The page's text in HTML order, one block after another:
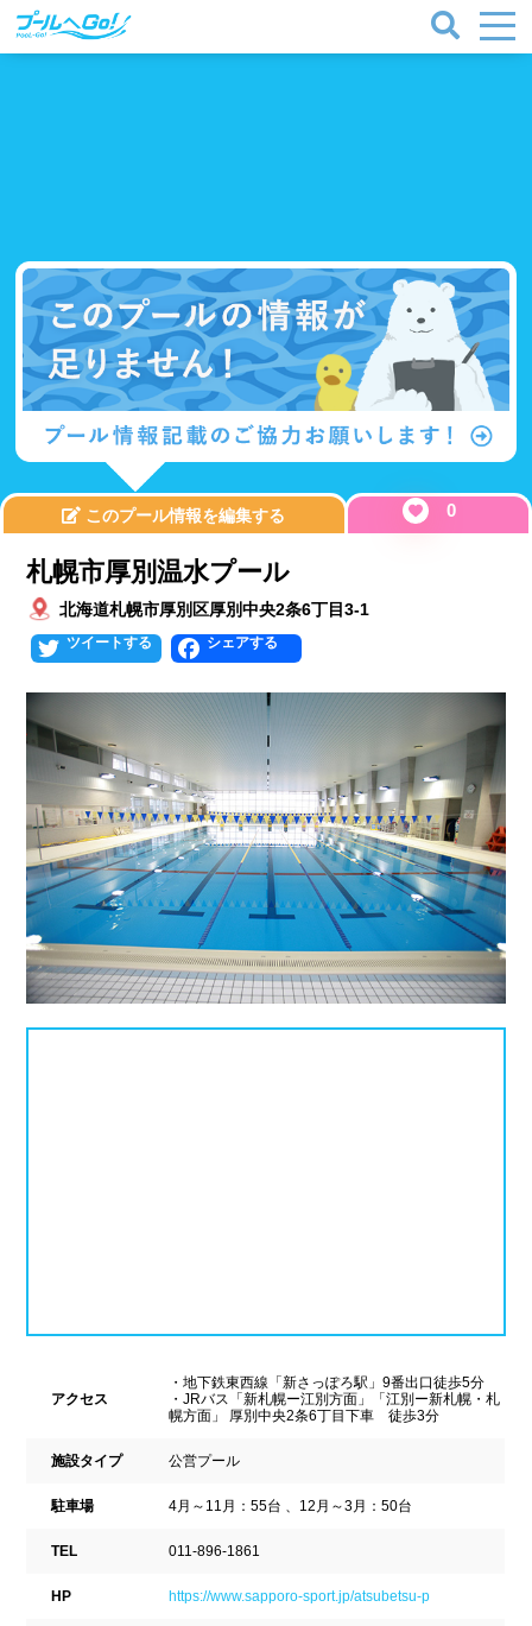
このプール情報を編集する 0
札幌市厚別温水プール
北海道札幌市厚別区厚別中央2条6丁目3-1
Twitter
アクセス
・地下鉄東西線「新さっぽろ駅」9番出口徒歩5分
・JRバス「新札幌ー江別方面」「江別ー新札幌・札
幌方面」 厚別中央2条6丁目下車 徒歩3分
施設タイプ 公営プール
駐車場 4月～11月：55台 、12月～3月：50台
TEL 011-896-1861
HP https://www.sapporo-sport.jp/atsubetsu-p
北海道 青森県 岩手県
宮城県 秋田県
関東
茨城県 栃木県 群馬県
埼玉県 千葉県 東京都
神奈川県
滋賀県 京都府 大阪府
25mプール 50mプール
幼児用プール 流れるプール
屋内プール
屋外プール スライダー
人口波プール 海水プール
高飛び込み 水連公認プール
施設タイプ
公営プール レジャープール
ジャグジー 採暖室
サウナ シャワーブース
ベンチ 飲食店併設
水泳用品物販
駐輪場